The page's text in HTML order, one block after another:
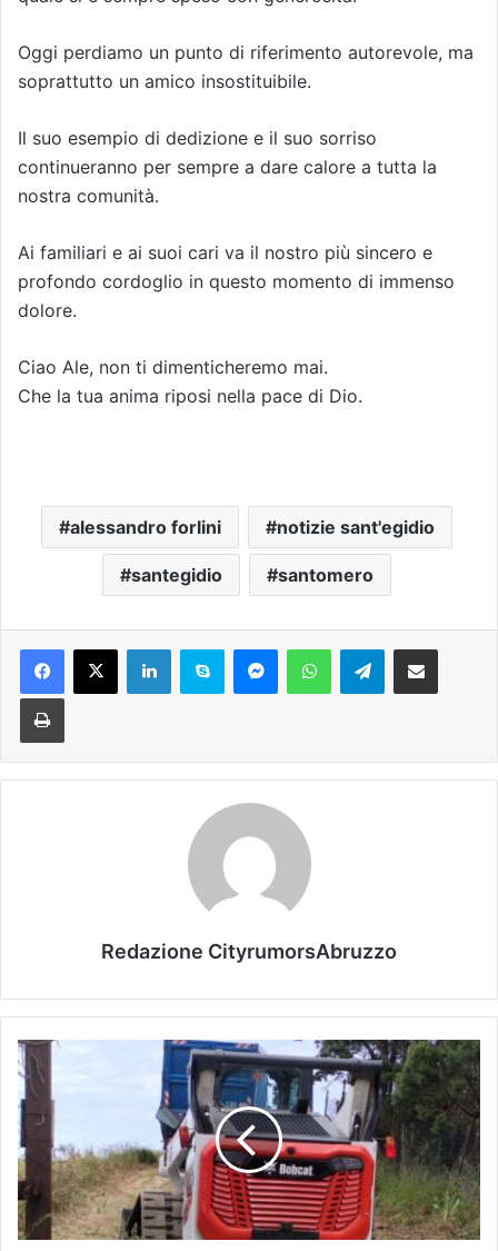
Oggi perdiamo un punto di riferimento autorevole, ma
soprattutto un amico insostituibile.
Il suo esempio di dedizione e il suo sorriso
continueranno per sempre a dare calore a tutta la
nostra comunità.
Ai familiari e ai suoi cari va il nostro più sincero e
profondo cordoglio in questo momento di immenso
dolore.
Ciao Ale, non ti dimenticheremo mai.
Che la tua anima riposi nella pace di Dio.
alessandro forlini notizie sant'egidio
santegidio santomero
Telegram
Redazione CityrumorsAbruzzo